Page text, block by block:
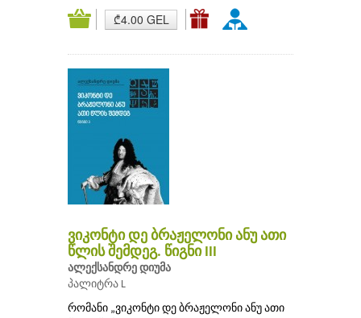
₾4.00 GEL
ვიკონტი დე ბრაჟელონი ანუ ათი
წლის შემდეგ. წიგნი III
ალექსანდრე დიუმა
პალიტრა L
რომანი „ვიკონტი დე ბრაჟელონი ანუ ათი